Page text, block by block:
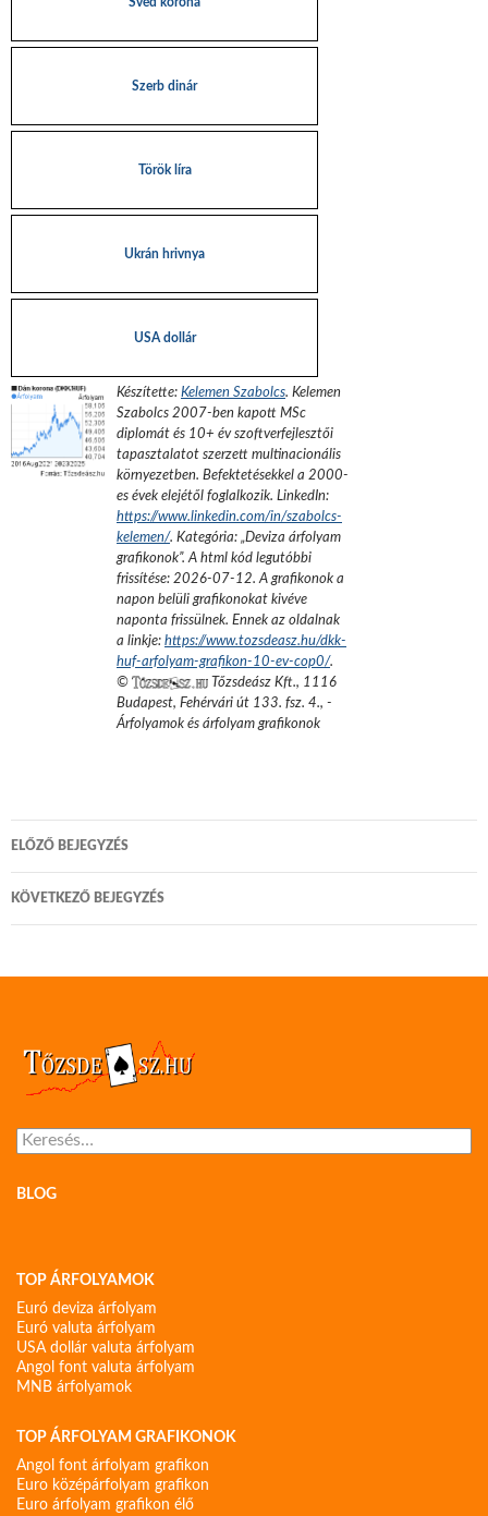
Szerb dinár
Török líra
Ukrán hrivnya
USA dollár
Készítette: Kelemen Szabolcs. Kelemen
Szabolcs 2007-ben kapott MSc
diplomát és 10+ év szoftverfejlesztői
tapasztalatot szerzett multinacionális
környezetben. Befektetésekkel a 2000-
es évek elejétől foglalkozik. LinkedIn:
https://www.linkedin.com/in/szabolcs-
kelemen/. Kategória: „Deviza árfolyam
grafikonok”.A html kód legutóbbi
frissítése: 2026-07-12. A grafikonok a
napon belüli grafikonokat kivéve
naponta frissülnek. Ennek az oldalnak
a linkje: https://www.tozsdeasz.hu/dkk-
huf-arfolyam-grafikon-10-ev-cop0/.
©
Tőzsdeász Kft., 1116
Budapest, Fehérvári út 133. fsz. 4., -
Árfolyamok és árfolyam grafikonok
Bejegyzés
navigáció
ELŐZŐ BEJEGYZÉS
KÖVETKEZŐ BEJEGYZÉS
Keresés:
BLOG
TOP ÁRFOLYAMOK
Euró deviza árfolyam
Euró valuta árfolyam
USA dollár valuta árfolyam
Angol font valuta árfolyam
MNB árfolyamok
TOP ÁRFOLYAM GRAFIKONOK
Angol font árfolyam grafikon
Euro középárfolyam grafikon
Euro árfolyam grafikon élő